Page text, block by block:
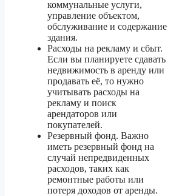
коммунальные услуги,
управление объектом,
обслуживание и содержание
здания.
Расходы на рекламу и сбыт.
Если вы планируете сдавать
недвижимость в аренду или
продавать её, то нужно
учитывать расходы на
рекламу и поиск
арендаторов или
покупателей.
Резервный фонд. Важно
иметь резервный фонд на
случай непредвиденных
расходов, таких как
ремонтные работы или
потеря доходов от аренды.